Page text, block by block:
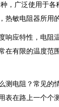
，广泛使用于
热敏电阻器所用
响应特性，电阻
在有限的温度范
测电阻？常见的
表在路上一个个